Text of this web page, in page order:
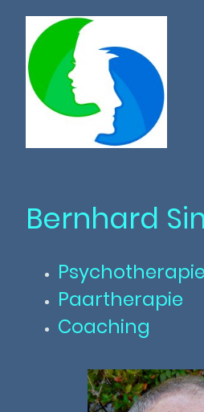
Bernhard
Psychotherapie
Paartherapie
Coaching